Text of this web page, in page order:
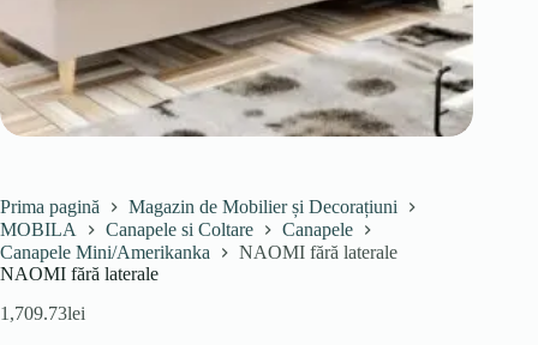
Prima pagină
Magazin de Mobilier și Decorațiuni
MOBILA
Canapele si Coltare
Canapele
Canapele Mini/Amerikanka
NAOMI fără laterale
NAOMI fără laterale
1,709.73lei